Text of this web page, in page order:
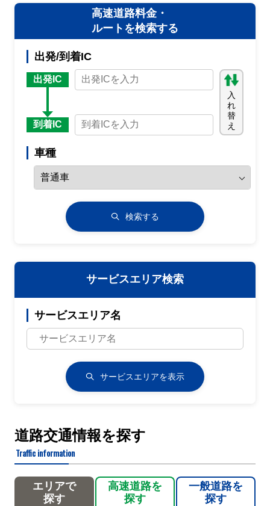
高速道路料金・
ルートを検索する
出発/到着IC
出発IC
到着IC
入
れ
替
え
車種
検索する
サービスエリア検索
サービスエリア名
サービスエリアを表示
道路交通情報を探す
Traffic information
エリアで
探す
高速道路を
探す
一般道路を
探す